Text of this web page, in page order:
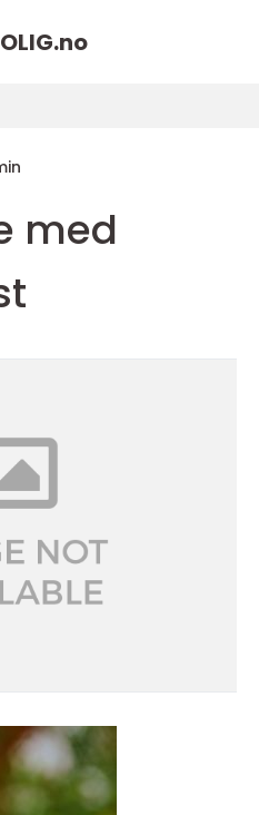
no
med